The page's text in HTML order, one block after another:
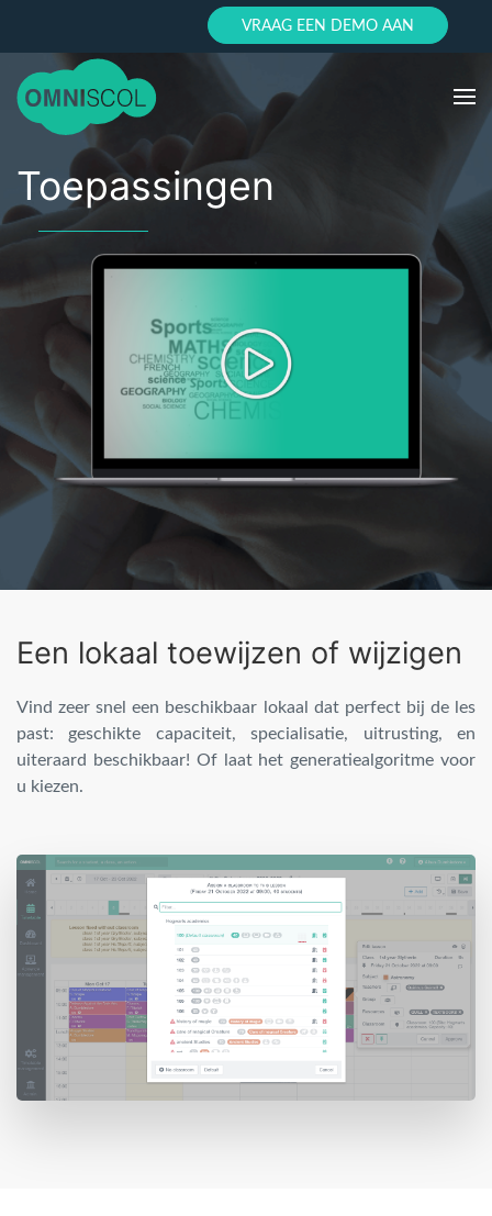
VRAAG EEN DEMO AAN
Toepassingen
Een lokaal toewijzen of wijzigen
Vind zeer snel een beschikbaar lokaal dat perfect bij de les
past: geschikte capaciteit, specialisatie, uitrusting, en
uiteraard beschikbaar! Of laat het generatiealgoritme voor
u kiezen.